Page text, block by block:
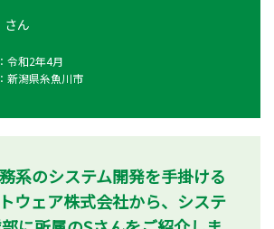
さん
令和2年4月
新潟県糸魚川市
系のシステム開発を手掛ける
ウェア株式会社から、システ